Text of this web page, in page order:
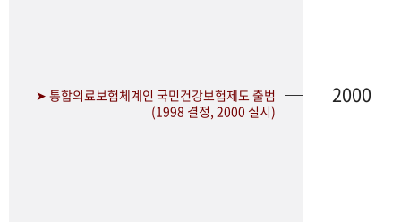
➤ 통합의료보험체계인 국민건강보험제도 출범
(1998 결정, 2000 실시)
2000